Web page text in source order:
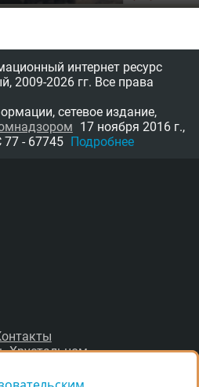
интернет ресурс
2009-2026 гг. Все права
сетевое издание,
17 ноября 2016 г.,
- 67745 Подробнее
Хрустальном